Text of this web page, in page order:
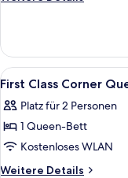
Alle
Fotos
für
First
Class
Corner
9
First Class Corner
Platz für 2 Personen
1 Queen-Bett
Kostenloses WLAN
Weitere Details
Weitere